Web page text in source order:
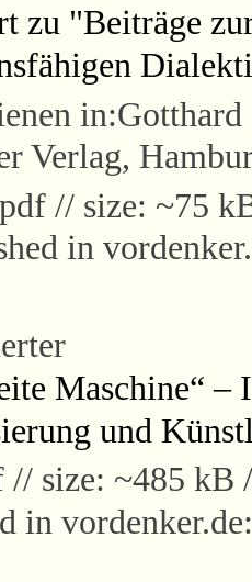
zu "Beiträge
Verlag,
// size: ~75
in
Maschine“ –
und
// size: ~485 kB
in